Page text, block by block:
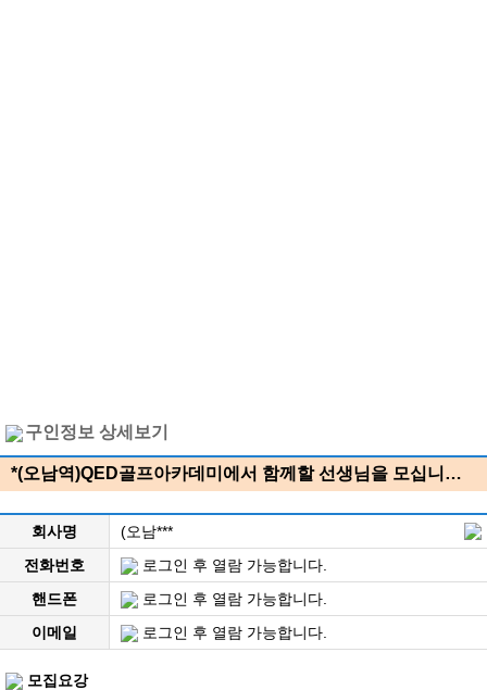
구인정보 상세보기
*(오남역)QED골프아카데미에서 함께할 선생님을 모십니…
회사명
(오남***
전화번호
로그인 후 열람 가능합니다.
핸드폰
로그인 후 열람 가능합니다.
이메일
로그인 후 열람 가능합니다.
모집요강